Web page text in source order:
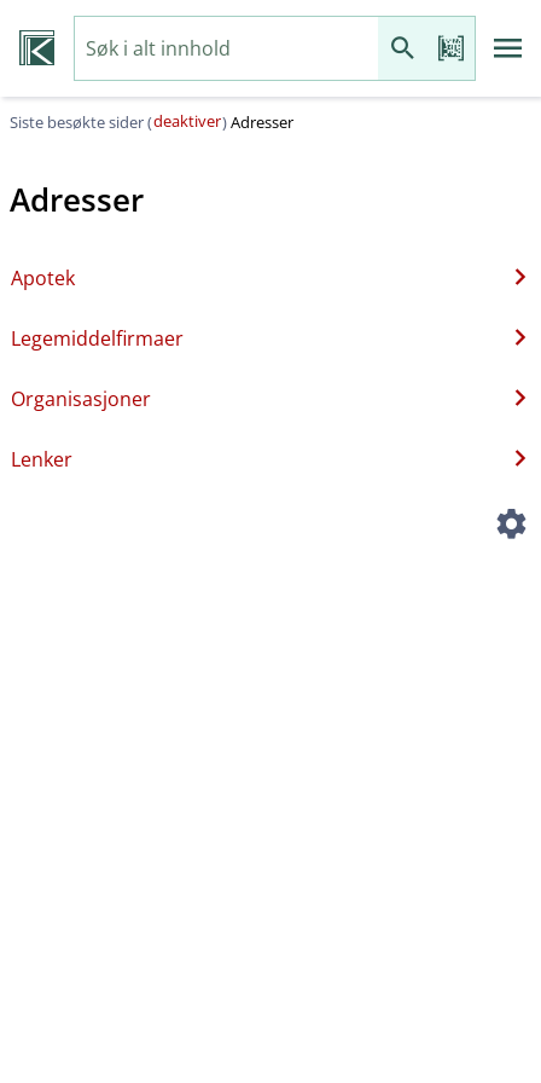
Siste besøkte sider (deaktiver)Adresser
Adresser
Apotek
Legemiddelfirmaer
Organisasjoner
Lenker